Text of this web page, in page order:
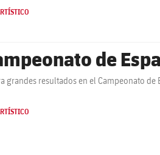
de
grandes resultados en el Campeonato